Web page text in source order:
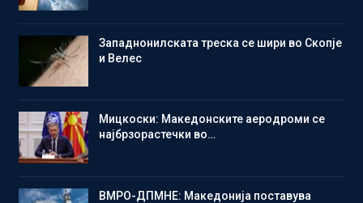
Западнонилската треска се шири во Скопје
и Велес
Мицкоски: Македонските аеродроми се
најбрзорастечки во…
ВМРО-ДПМНЕ: Македонија поставува